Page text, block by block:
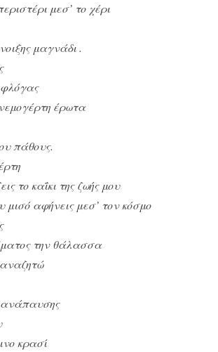
μεσ’ το χέρι
μαγνάδι .
έρωτα
πάθους.
το καΐκι της ζωής μου
μισό αφήνεις μεσ’ τον κόσμο
την θάλασσα
αναζητώ
ανάπαυσης
κρασί